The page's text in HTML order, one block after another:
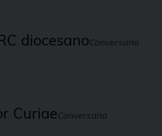
diocesanoConversano
CuriaeConversano